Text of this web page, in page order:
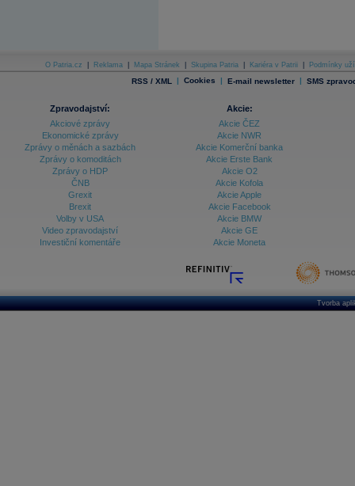
O Patria.cz Reklama Mapa Stránek Skupina Patria Kariéra v Patrii Podmínky
RSS / XML | Cookies | E-mail newsletter | SMS
Zpravodajství:
Akciové zprávy
Ekonomické zprávy
Zprávy o měnách a sazbách
Zprávy o komoditách
Zprávy o HDP
ČNB
Grexit
Brexit
Volby v USA
Video zpravodajství
Investiční komentáře
Akcie:
Akcie ČEZ
Akcie NWR
Akcie Komerční banka
Akcie Erste Bank
Akcie O2
Akcie Kofola
Akcie Apple
Akcie Facebook
Akcie BMW
Akcie GE
Akcie Moneta
Tvorba